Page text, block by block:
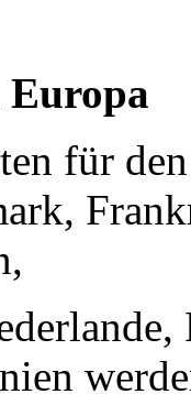
Europa
für